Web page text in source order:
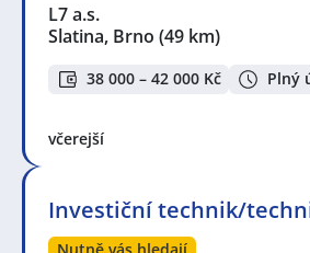
L7 a.s.
Slatina, Brno (49 km)
38 000 – 42 000 Kč Plný
včerejší
Investiční technik/
Nutně vás hledají